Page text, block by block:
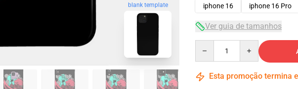
blank template
iphone 16
iphone 16 Pro
Ver guia de tamanhos
Esta promoção termina